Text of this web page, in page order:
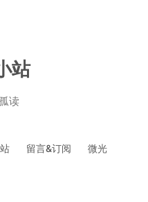
站
读
留言&订阅 微光